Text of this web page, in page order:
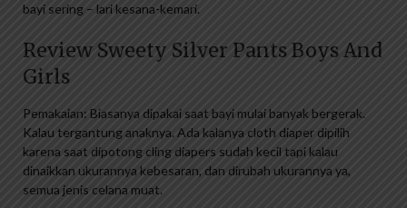
bayi sering – lari kesana-kemari.
Review Sweety Silver Pants Boys And
Girls
Pemakaian: Biasanya dipakai saat bayi mulai banyak bergerak.
Kalau tergantung anaknya. Ada kalanya cloth diaper dipilih
karena saat dipotong cling diapers sudah kecil tapi kalau
dinaikkan ukurannya kebesaran, dan dirubah ukurannya ya,
semua jenis celana muat.